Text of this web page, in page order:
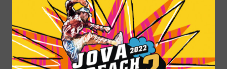
fa ballare il mondo in questo periodo. Mentre si balla sul
dancefloor, sui palchi del #Costez prendono vita show
d'eccellenza. Vida Loca, riassumendo è un musical tutto da
ballare. La festa, oltre che in tutta Italia, in questo periodo
prende vita ogni venerdì al Matis di Bologna, mentre il